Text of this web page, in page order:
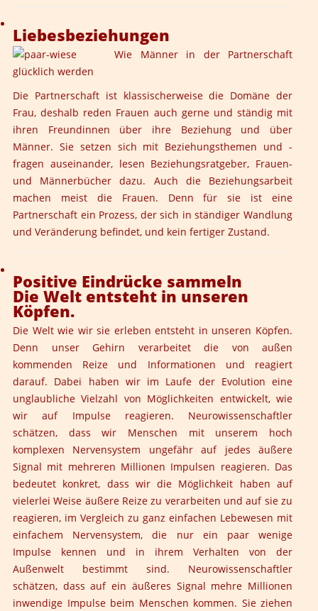
Liebesbeziehungen
Wie Männer in der Partnerschaft
glücklich werden
Die Partnerschaft ist klassischerweise die Domäne der
Frau, deshalb reden Frauen auch gerne und ständig mit
ihren Freundinnen über ihre Beziehung und über
Männer. Sie setzen sich mit Beziehungsthemen und -
fragen auseinander, lesen Beziehungsratgeber, Frauen-
und Männerbücher dazu. Auch die Beziehungsarbeit
machen meist die Frauen. Denn für sie ist eine
Partnerschaft ein Prozess, der sich in ständiger Wandlung
und Veränderung befindet, und kein fertiger Zustand.
Positive Eindrücke sammeln
Die Welt entsteht in unseren
Köpfen.
Die Welt wie wir sie erleben entsteht in unseren Köpfen.
Denn unser Gehirn verarbeitet die von außen
kommenden Reize und Informationen und reagiert
darauf. Dabei haben wir im Laufe der Evolution eine
unglaubliche Vielzahl von Möglichkeiten entwickelt, wie
wir auf Impulse reagieren. Neurowissenschaftler
schätzen, dass wir Menschen mit unserem hoch
komplexen Nervensystem ungefähr auf jedes äußere
Signal mit mehreren Millionen Impulsen reagieren. Das
bedeutet konkret, dass wir die Möglichkeit haben auf
vielerlei Weise äußere Reize zu verarbeiten und auf sie zu
reagieren, im Vergleich zu ganz einfachen Lebewesen mit
einfachem Nervensystem, die nur ein paar wenige
Impulse kennen und in ihrem Verhalten von der
Außenwelt bestimmt sind. Neurowissenschaftler
schätzen, dass auf ein äußeres Signal mehre Millionen
inwendige Impulse beim Menschen kommen. Sie ziehen